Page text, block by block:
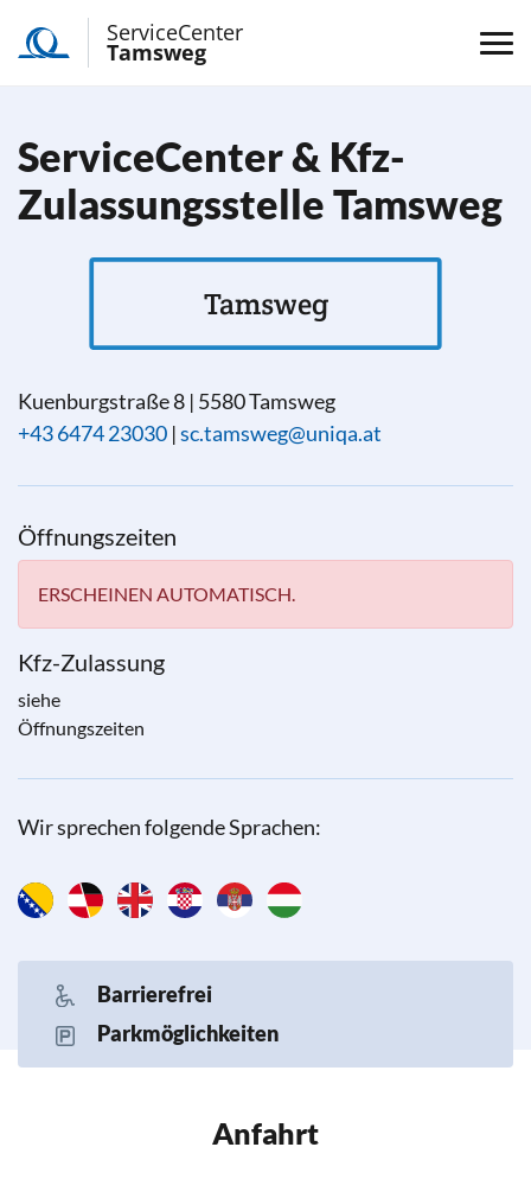
ServiceCenter
Tamsweg
ServiceCenter & Kfz-
Zulassungsstelle Tamsweg
Tamsweg
Kuenburgstraße 8 | 5580Tamsweg
+43 6474 23030 |sc.tamsweg@uniqa.at
Öffnungszeiten
ERSCHEINEN AUTOMATISCH.
Kfz-Zulassung
siehe
Öffnungszeiten
Wir sprechen folgende Sprachen:
Barrierefrei
Parkmöglichkeiten
Anfahrt